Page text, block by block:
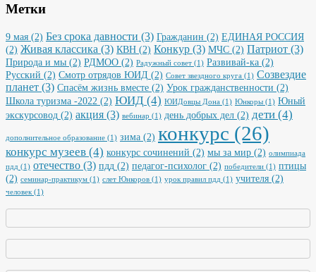
Метки
9 мая (2) Без срока давности (3) Гражданин (2) ЕДИНАЯ РОССИЯ
(2) Живая классика (3) КВН (2) Конкур (3) МЧС (2) Патриот (3)
Природа и мы (2) РДМОО (2) Радужный совет (1) Развивай-ка (2)
Русский (2) Смотр отрядов ЮИД (2) Совет звездного круга (1) Созвездие
планет (3) Спасём жизнь вместе (2) Урок гражданственности (2)
Школа туризма -2022 (2) ЮИД (4) ЮИДовцы Дона (1) Юнкоры (1) Юный
экскурсовод (2) акция (3) вебинар (1) день добрых дел (2) дети (4)
дополнительное образование (1) зима (2) конкурс (26)
конкурс музеев (4) конкурс сочинений (2) мы за мир (2) олимпиада
пдд (1) отечество (3) пдд (2) педагог-психолог (2) победители (1) птицы
(2) семинар-практикум (1) слет Юнкоров (1) урок правил пдд (1) учителя (2)
человек (1)